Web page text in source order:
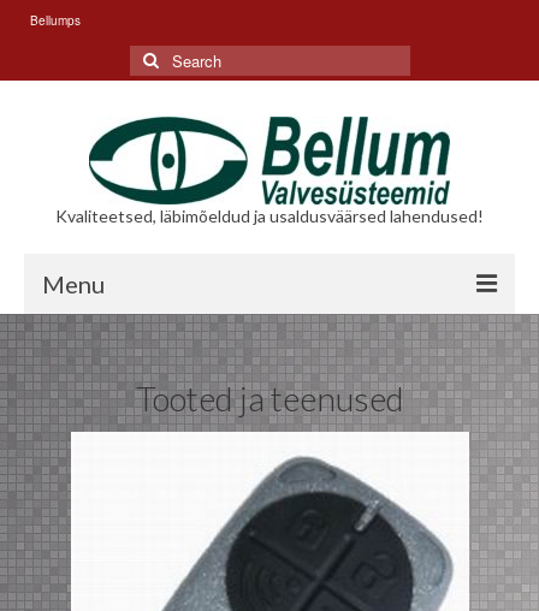
Bellumps
Search
for:
Kvaliteetsed, läbimõeldud ja usaldusväärsed lahendused!
Menu
Ettevõttest
Kontaktid
Tooted ja Teenused
Sõidukite elektrilised lisaseadmed
Videovalvesüsteemid
GPS navigatsiooniseadmete hooldus
Tooted ja teenused